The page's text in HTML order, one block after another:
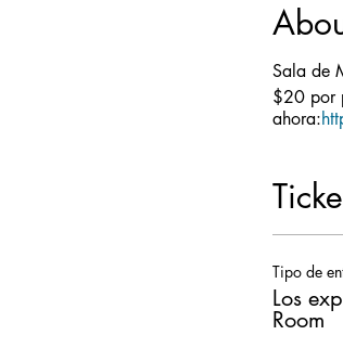
Sala de
$20 por
ahora:
Tipo de
Los
Room